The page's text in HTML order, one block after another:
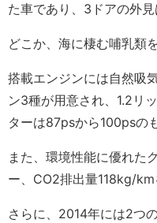
た車であり、3ドアの外見
どこか、海に棲む哺乳類
搭載エンジンには自然吸
ン3種が用意され、1.2リ
ターは87psから100psの
また、環境性能に優れた
ー、CO2排出量118kg/km
さらに、2014年には2つ